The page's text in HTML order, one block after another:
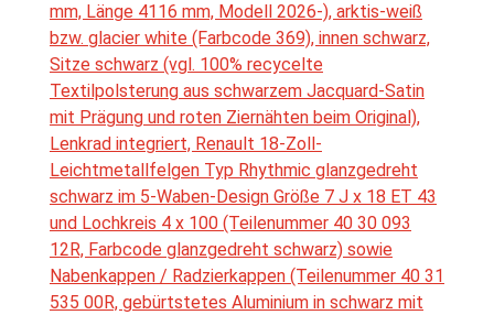
mm, Länge 4116 mm, Modell 2026-), arktis-weiß
bzw. glacier white (Farbcode 369), innen schwarz,
Sitze schwarz (vgl. 100% recycelte
Textilpolsterung aus schwarzem Jacquard-Satin
mit Prägung und roten Ziernähten beim Original),
Lenkrad integriert, Renault 18-Zoll-
Leichtmetallfelgen Typ Rhythmic glanzgedreht
schwarz im 5-Waben-Design Größe 7 J x 18 ET 43
und Lochkreis 4 x 100 (Teilenummer 40 30 093
12R, Farbcode glanzgedreht schwarz) sowie
Nabenkappen / Radzierkappen (Teilenummer 40 31
535 00R, gebürtstetes Aluminium in schwarz mit